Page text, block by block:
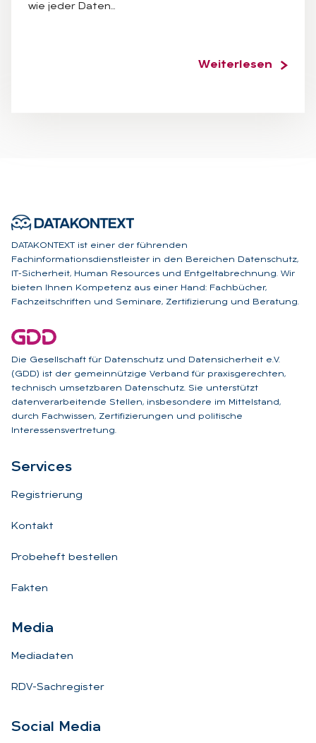
wie jeder Daten…
Weiterlesen
DATAKONTEXT ist einer der führenden
Fachinformationsdienstleister in den Bereichen Datenschutz,
IT-Sicherheit, Human Resources und Entgeltabrechnung. Wir
bieten Ihnen Kompetenz aus einer Hand: Fachbücher,
Fachzeitschriften und Seminare, Zertifizierung und Beratung.
Die Gesellschaft für Datenschutz und Datensicherheit e.V.
(GDD) ist der gemeinnützige Verband für praxisgerechten,
technisch umsetzbaren Datenschutz. Sie unterstützt
datenverarbeitende Stellen, insbesondere im Mittelstand,
durch Fachwissen, Zertifizierungen und politische
Interessensvertretung.
Ser­vices
Registrierung
Kontakt
Probeheft bestellen
Fakten
Me­dia
Mediadaten
RDV-Sachregister
So­ci­al Me­dia